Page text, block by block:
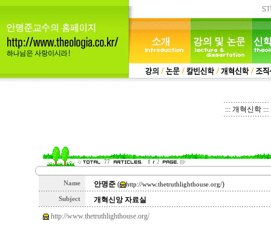
::: 개혁신학 :::
77 1 2
Name 안명준( http://www.thetruthlighthouse.org/)
Subject
개혁신앙 자료실
http://www.thetruthlighthouse.org/